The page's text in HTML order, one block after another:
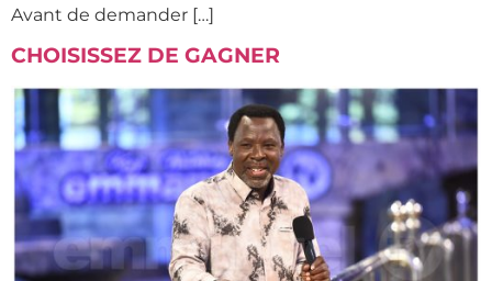
Avant de demander […]
CHOISISSEZ DE GAGNER